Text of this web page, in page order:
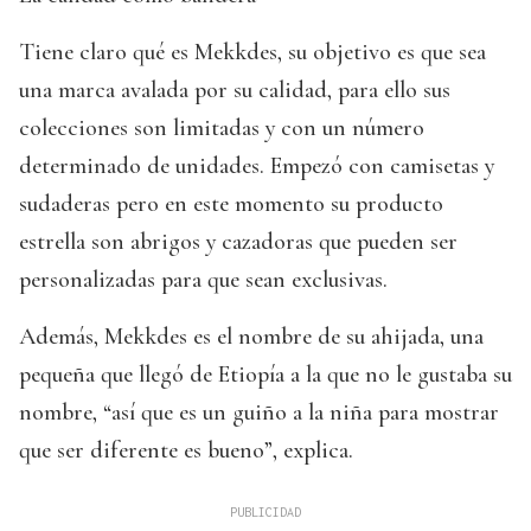
Tiene claro qué es Mekkdes, su objetivo es que sea
una marca avalada por su calidad, para ello sus
colecciones son limitadas y con un número
determinado de unidades. Empezó con camisetas y
sudaderas pero en este momento su producto
estrella son abrigos y cazadoras que pueden ser
personalizadas para que sean exclusivas.
Además, Mekkdes es el nombre de su ahijada, una
pequeña que llegó de Etiopía a la que no le gustaba su
nombre, “así que es un guiño a la niña para mostrar
que ser diferente es bueno”, explica.